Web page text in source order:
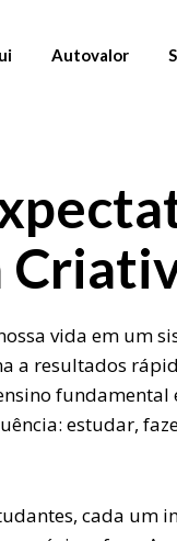
Autovalor
vida em um
a resultados
fundamental
estudar,
cada um